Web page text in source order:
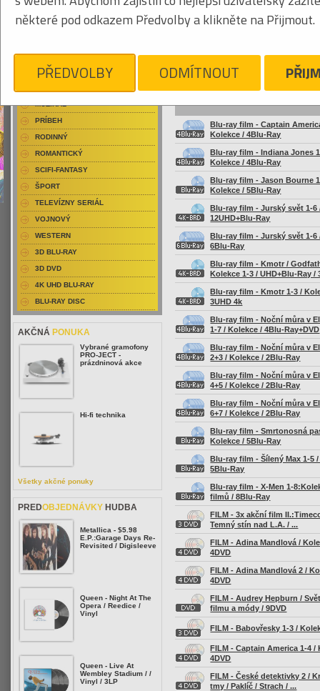
KOLEKCE
Blu-ray film - Captain
Kolekce / 4Blu-Ray
Blu-ray film - Indiana Jones
Kolekce / 4Blu-Ray
Blu-ray film - Jason Bourne
Kolekce / 5Blu-Ray
Blu-ray film - Jurský svět 1-6
12UHD+Blu-Ray
Blu-ray film - Jurský svět 1-6
6Blu-Ray
Blu-ray film - Kmotr /
Kolekce 1-3 / UHD+Blu-Ray /
Blu-ray film - Kmotr 1-3 /
3UHD 4k
Blu-ray film - Noční můra v
1-7 / Kolekce / 4Blu-Ray+DVD
Blu-ray film - Noční můra v
2+3 / Kolekce / 2Blu-Ray
Blu-ray film - Noční můra v
4+5 / Kolekce / 2Blu-Ray
Blu-ray film - Noční můra v
6+7 / Kolekce / 2Blu-Ray
Blu-ray film - Smrtonosná
Kolekce / 5Blu-Ray
Blu-ray film - Šílený Max 1-5
5Blu-Ray
Blu-ray film - X-Men 1-
filmů / 8Blu-Ray
FILM - 3x akční film
Temný stín nad L.A. / ...
FILM - Adina Mandlová /
4DVD
FILM - Adina Mandlová 2 /
4DVD
FILM - Audrey Hepburn /
filmu a módy / 9DVD
FILM - Babovřesky 1-3 /
FILM - Captain America 1-4 /
4DVD
FILM - České detektivky 2 /
tmy / Paklíč / Strach / ...
HISTORICKÝ
HOROR
KOLEKCIA
KOMÉDIA
MUZIKÁL
PRÍBEH
RODINNÝ
ROMANTICKÝ
SCIFI-FANTASY
ŠPORT
TELEVÍZNY SERIÁL
VOJNOVÝ
WESTERN
3D BLU-RAY
3D DVD
4K UHD BLU-RAY
BLU-RAY DISC
AKČNÁ PONUKA
Vybrané gramofony
PRO-JECT -
prázdninová akce
Hi-fi technika
Všetky akčné ponuky
PREDOBJEDNÁVKY HUDBA
Metallica - $5.98
E.P.:Garage Days Re-
Revisited / Digisleeve
Queen - Night At The
Opera / Reedice /
Vinyl
Queen - Live At
Wembley Stadium / /
Vinyl / 3LP
některé pod odkazem Předvolby a klikněte na Přijmout.
PŘEDVOLBY ODMÍTNOUT